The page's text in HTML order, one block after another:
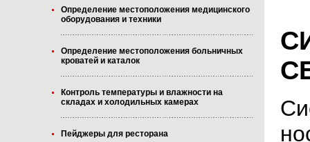
Определение местоположения медицинского
оборудования и техники
Определение местоположения больничных
кроватей и каталок
Контроль температуры и влажности на
складах и холодильных камерах
Пейджеры для ресторана